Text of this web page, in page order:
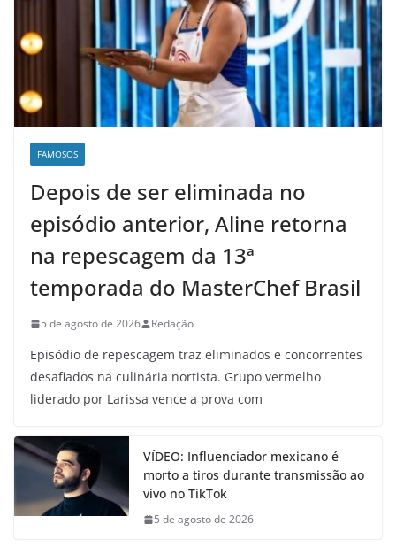
FAMOSOS
Depois de ser eliminada no
episódio anterior, Aline retorna
na repescagem da 13ª
temporada do MasterChef Brasil
5 de agosto de 2026 Redação
Episódio de repescagem traz eliminados e concorrentes
desafiados na culinária nortista. Grupo vermelho
liderado por Larissa vence a prova com
VÍDEO: Influenciador mexicano é
morto a tiros durante transmissão ao
vivo no TikTok
5 de agosto de 2026